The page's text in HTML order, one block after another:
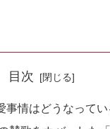
目次
情はどうなってい